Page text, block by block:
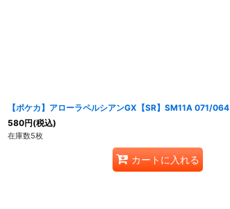
【ポケカ】アローラペルシアンGX【SR】SM11A 071/064
580円(税込)
在庫数5枚
カートに入れる